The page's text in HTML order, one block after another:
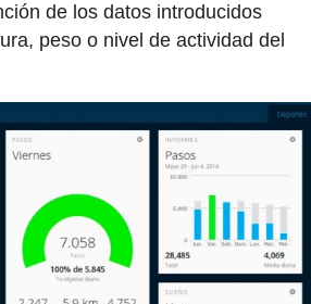
de los datos introducidos
peso o nivel de actividad del